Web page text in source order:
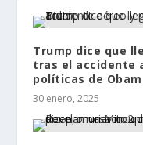
Trump dice que
tras el accidente
políticas de
30 enero, 2025